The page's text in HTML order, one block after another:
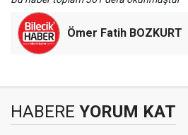
Ömer Fatih BOZKURT
HABERE YORUM KAT